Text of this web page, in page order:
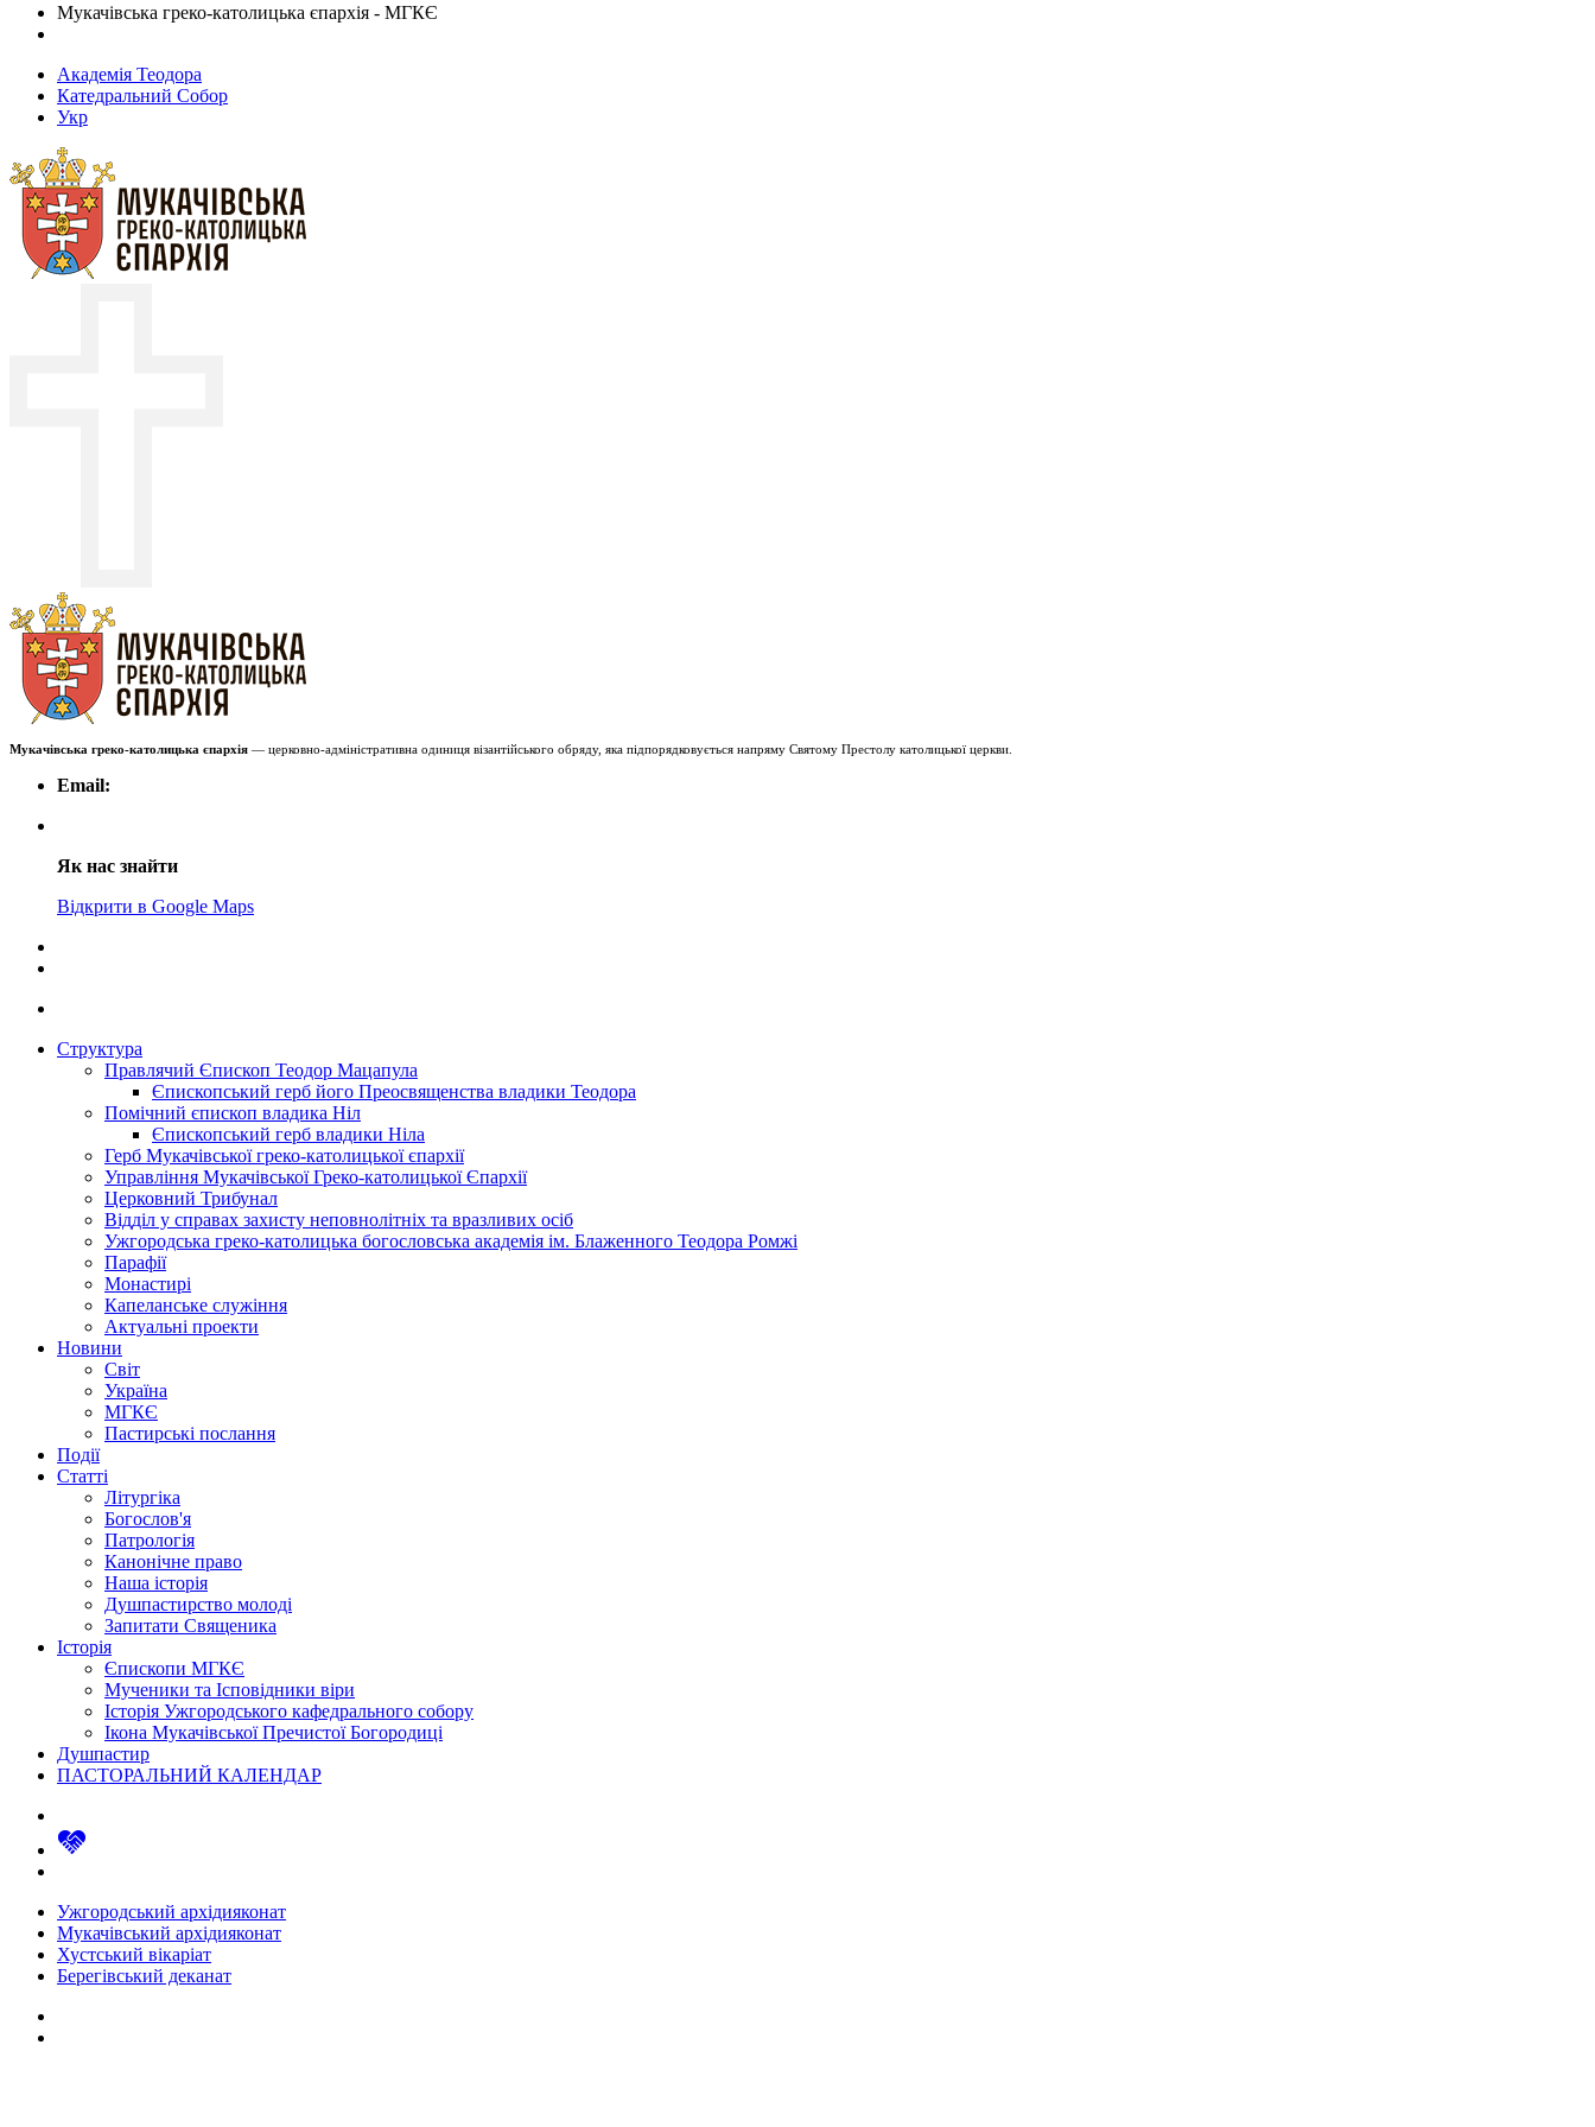
Мукачівська греко-католицька єпархія - МГКЄ
Академія Теодора
Катедральний Собор
Укр
Мукачівська греко-католицька єпархія — церковно-адміністративна одиниця візантійського обряду, яка підпорядковується напряму Святому Престолу католицької церкви.
Email:
Як нас знайти
Відкрити в Google Maps
Структура
Правлячий Єпископ Теодор Мацапула
Єпископський герб його Преосвященства владики Теодора
Помічний єпископ владика Ніл
Єпископський герб владики Ніла
Герб Мукачівської греко-католицької єпархії
Управління Мукачівської Греко-католицької Єпархії
Церковний Трибунал
Відділ у справах захисту неповнолітніх та вразливих осіб
Ужгородська греко-католицька богословська академія ім. Блаженного Теодора Ромжі
Парафії
Монастирі
Капеланське служіння
Актуальні проекти
Новини
Світ
Україна
МГКЄ
Пастирські послання
Події
Статті
Літургіка
Богослов'я
Патрологія
Канонічне право
Наша історія
Душпастирство молоді
Запитати Священика
Історія
Єпископи МГКЄ
Мученики та Ісповідники віри
Історія Ужгородського кафедрального собору
Ікона Мукачівської Пречистої Богородиці
Душпастир
ПАСТОРАЛЬНИЙ КАЛЕНДАР
Ужгородський архідияконат
Мукачівський архідияконат
Хустський вікаріат
Берегівський деканат